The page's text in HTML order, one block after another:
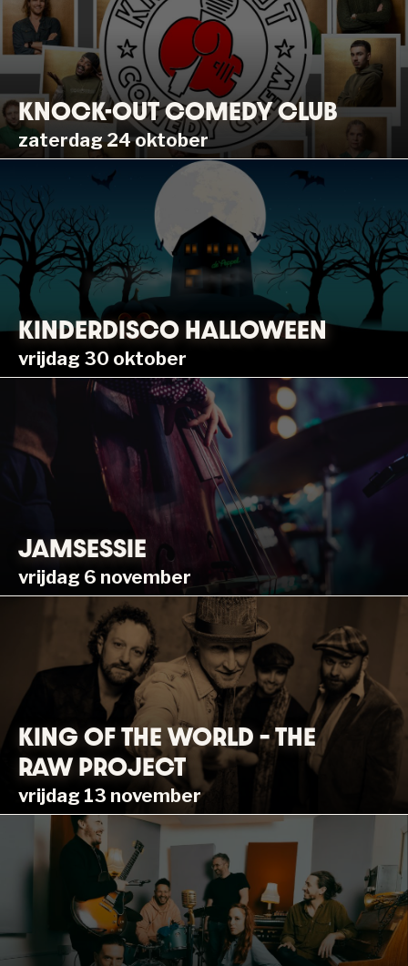
KNOCK-OUT COMEDY CLUB
zaterdag 24 oktober
KINDERDISCO HALLOWEEN
vrijdag 30 oktober
JAMSESSIE
vrijdag 6 november
KING OF THE WORLD – THE
RAW PROJECT
vrijdag 13 november